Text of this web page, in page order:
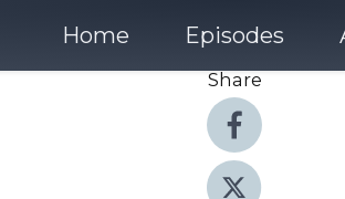
Home Episodes
Share